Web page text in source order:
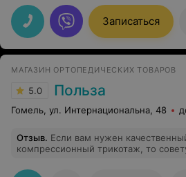
подробно мне все объяснил и
вопросы. При необходимости буду
всем друзьям и знакомым.
Записаться
МАГАЗИН ОРТОПЕДИЧЕСКИХ ТОВАРОВ
5.0 Польза
Гомель, ул. Интернациональна, 48
Отзыв. Если вам нужен
компрессионный трикотаж, то